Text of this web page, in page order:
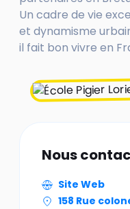
Un cadre de vie
et dynamisme
il fait bon vivre en
Nous
Site Web
158 Rue